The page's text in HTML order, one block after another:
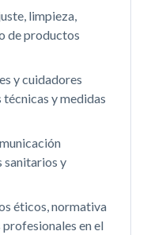
limpieza,
de productos
y cuidadores
técnicas y medidas
sanitarios y
éticos, normativa
en el